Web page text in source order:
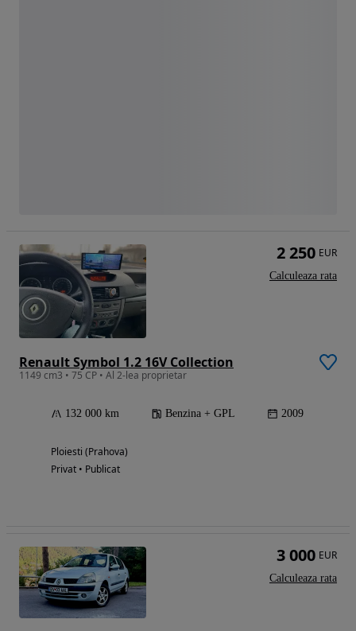
Renault Symbol 1.2 16V Collection
1149 cm3 • 75 CP • Al 2-lea proprietar
132 000 km Benzina + GPL 2009
Ploiesti (Prahova)
Privat • Publicat
2 250 EUR
Calculeaza rata
3 000 EUR
Calculeaza rata